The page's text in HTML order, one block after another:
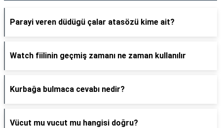
Parayi veren düdügü çalar atasözü kime ait?
Watch fiilinin geçmiş zamanı ne zaman kullanılır
Kurbağa bulmaca cevabı nedir?
Vücut mu vucut mu hangisi doğru?